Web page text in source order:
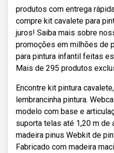
produtos com entrega
compre kit cavalete para
juros! Saiba mais sobre
promoções em milhões de
para pintura infantil feitas
Mais de 295 produtos
Encontre kit pintura
lembrancinha pintura.
modelo com base e
suporta telas até 1,20 m de
madeira pinus Webkit de
Fabricado com madeira